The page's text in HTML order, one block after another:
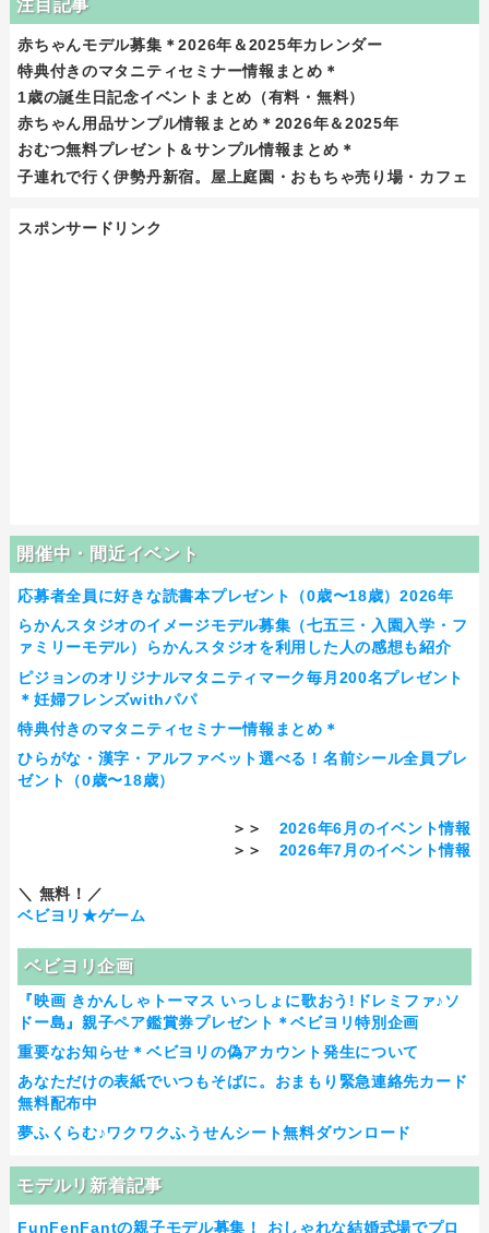
注目記事
赤ちゃんモデル募集＊2026年＆2025年カレンダー
特典付きのマタニティセミナー情報まとめ＊
1歳の誕生日記念イベントまとめ（有料・無料）
赤ちゃん用品サンプル情報まとめ＊2026年＆2025年
おむつ無料プレゼント＆サンプル情報まとめ＊
子連れで行く伊勢丹新宿。屋上庭園・おもちゃ売り場・カフェ
スポンサードリンク
開催中・間近イベント
応募者全員に好きな読書本プレゼント（0歳〜18歳）2026年
らかんスタジオのイメージモデル募集（七五三・入園入学・フ
ァミリーモデル）らかんスタジオを利用した人の感想も紹介
ピジョンのオリジナルマタニティマーク毎月200名プレゼント
＊妊婦フレンズwithパパ
特典付きのマタニティセミナー情報まとめ＊
ひらがな・漢字・アルファベット選べる！名前シール全員プレ
ゼント（0歳〜18歳）
＞＞ 2026年6月のイベント情報
＞＞ 2026年7月のイベント情報
＼ 無料！／
ベビヨリ★ゲーム
ベビヨリ企画
『映画 きかんしゃトーマス いっしょに歌おう!ドレミファ♪ソ
ドー島』親子ペア鑑賞券プレゼント＊ベビヨリ特別企画
重要なお知らせ＊ベビヨリの偽アカウント発生について
あなただけの表紙でいつもそばに。おまもり緊急連絡先カード
無料配布中
夢ふくらむ♪ワクワクふうせんシート無料ダウンロード
モデルリ新着記事
FunFenFantの親子モデル募集！ おしゃれな結婚式場でプロ